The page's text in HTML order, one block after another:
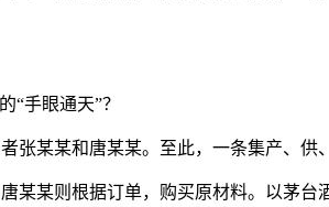
“手眼通天”？
某某和唐某某。至此，一条集产、供
某某则根据订单，购买原材料。以茅